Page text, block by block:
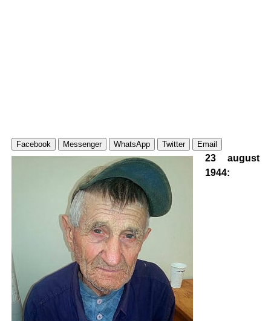
Facebook Messenger WhatsApp Twitter Email
23 august
1944: